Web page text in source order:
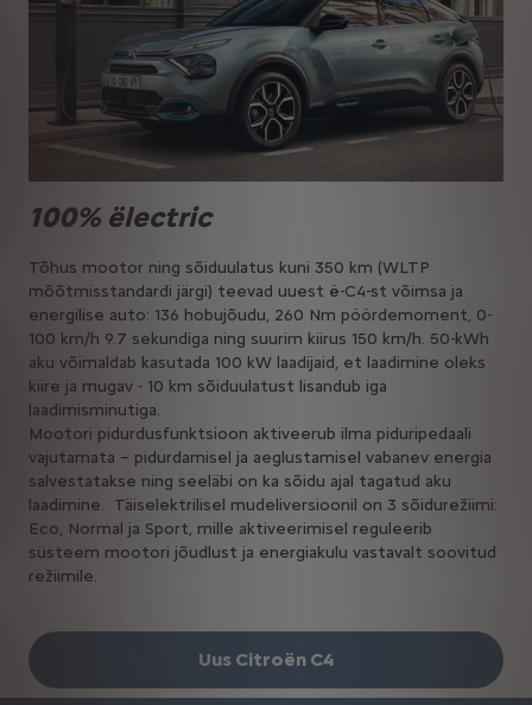
100% ëlectric
Tõhus mootor ning sõiduulatus kuni 350 km (WLTP
mõõtmisstandardi järgi) teevad uuest ë-C4-st võimsa ja
energilise auto: 136 hobujõudu, 260 Nm pöördemoment, 0-
100 km/h 9.7 sekundiga ning suurim kiirus 150 km/h. 50-kWh
aku võimaldab kasutada 100 kW laadijaid, et laadimine oleks
kiire ja mugav - 10 km sõiduulatust lisandub iga
laadimisminutiga.
Mootori pidurdusfunktsioon aktiveerub ilma piduripedaali
vajutamata – pidurdamisel ja aeglustamisel vabanev energia
salvestatakse ning seeläbi on ka sõidu ajal tagatud aku
laadimine. Täiselektrilisel mudeliversioonil on 3 sõidurežiimi:
Eco, Normal ja Sport, mille aktiveerimisel reguleerib
süsteem mootori jõudlust ja energiakulu vastavalt soovitud
režiimile.
Uus Citroën C4